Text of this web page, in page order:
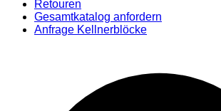
Retouren
Gesamtkatalog anfordern
Anfrage Kellnerblöcke